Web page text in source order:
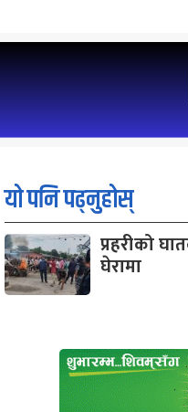
यो पनि पढ्नुहोस्
प्रहरीको
घेरामा